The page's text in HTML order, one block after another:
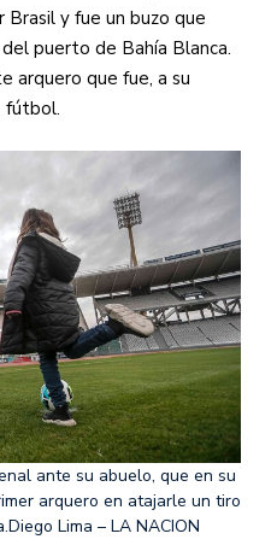
y fue un buzo que
puerto de Bahía Blanca.
arquero que fue, a su
fútbol.
ante su abuelo, que en su
arquero en atajarle un tiro
Diego Lima – LA NACION